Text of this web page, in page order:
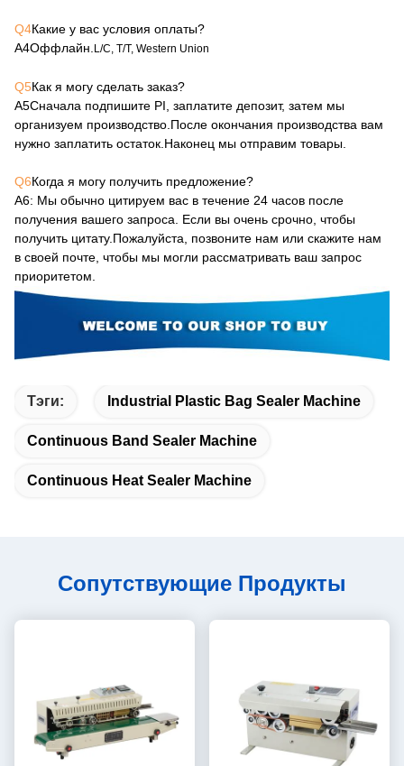
Q4Какие у вас условия оплаты?
А4Оффлайн. L/C, T/T, Western Union
Q5Как я могу сделать заказ?
А5Сначала подпишите PI, заплатите депозит, затем мы
организуем производство.После окончания производства вам
нужно заплатить остаток.Наконец мы отправим товары.
Q6Когда я могу получить предложение?
А6: Мы обычно цитируем вас в течение 24 часов после
получения вашего запроса. Если вы очень срочно, чтобы
получить цитату.Пожалуйста, позвоните нам или скажите нам
в своей почте, чтобы мы могли рассматривать ваш запрос
приоритетом.
Тэги: Industrial Plastic Bag Sealer Machine
Continuous Band Sealer Machine
Continuous Heat Sealer Machine
Сопутствующие Продукты